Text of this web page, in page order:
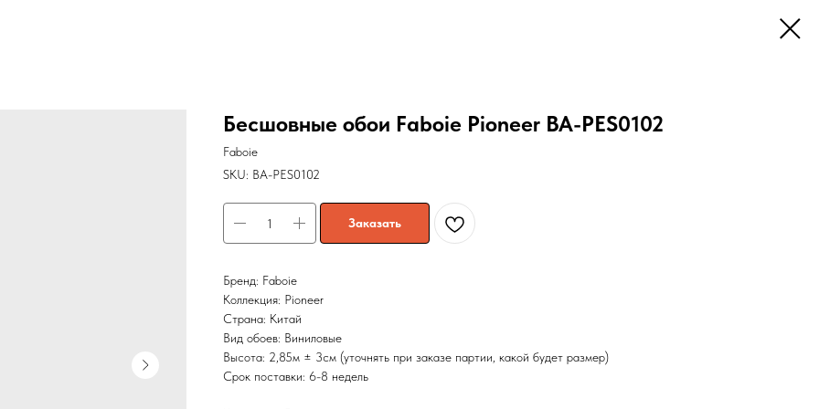
Бесшовные обои Faboie Pioneer BA-PES0102
Faboie
SKU: BA-PES0102
Заказать
Бренд: Faboie
Коллекция: Pioneer
Страна: Китай
Вид обоев: Виниловые
Высота: 2,85м ± 3см (уточнять при заказе партии, какой будет размер)
Срок поставки: 6-8 недель